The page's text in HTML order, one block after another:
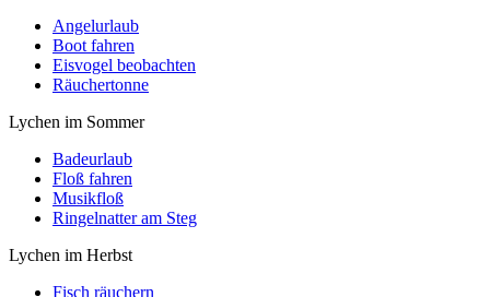
Angelurlaub
Boot fahren
Eisvogel beobachten
Räuchertonne
Lychen im Sommer
Badeurlaub
Floß fahren
Musikfloß
Ringelnatter am Steg
Lychen im Herbst
Fisch räuchern